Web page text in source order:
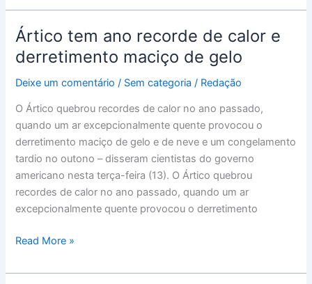
Ártico tem ano recorde de calor e
derretimento maciço de gelo
Deixe um comentário / Sem categoria / Redação
O Ártico quebrou recordes de calor no ano passado,
quando um ar excepcionalmente quente provocou o
derretimento maciço de gelo e de neve e um congelamento
tardio no outono – disseram cientistas do governo
americano nesta terça-feira (13). O Ártico quebrou
recordes de calor no ano passado, quando um ar
excepcionalmente quente provocou o derretimento
Ártico
tem
ano
recorde
e
Read More »